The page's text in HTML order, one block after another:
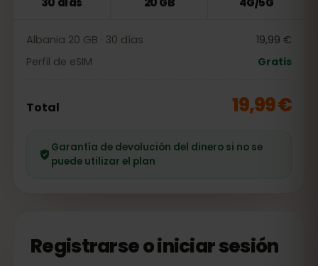
Albania 20 GB · 30 días
19,99 €
Perfil de eSIM
Gratis
Total 19,99 €
Garantía de devolución del dinero si no se
puede utilizar el plan
Registrarse o iniciar sesión